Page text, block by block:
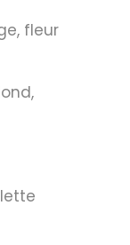
fleur